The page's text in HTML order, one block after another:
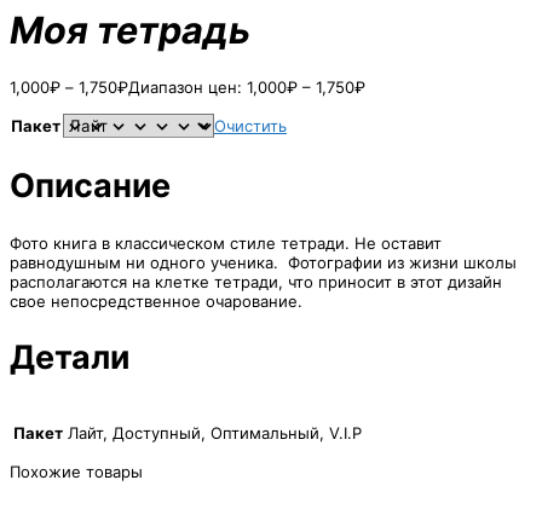
Моя тетрадь
1,000₽ – 1,750₽Диапазон цен: 1,000₽ – 1,750₽
Пакет
Очистить
Описание
Фото книга в классическом стиле тетради. Не оставит
равнодушным ни одного ученика. Фотографии из жизни школы
располагаются на клетке тетради, что приносит в этот дизайн
свое непосредственное очарование.
Детали
Пакет Лайт, Доступный, Оптимальный, V.I.P
Похожие товары